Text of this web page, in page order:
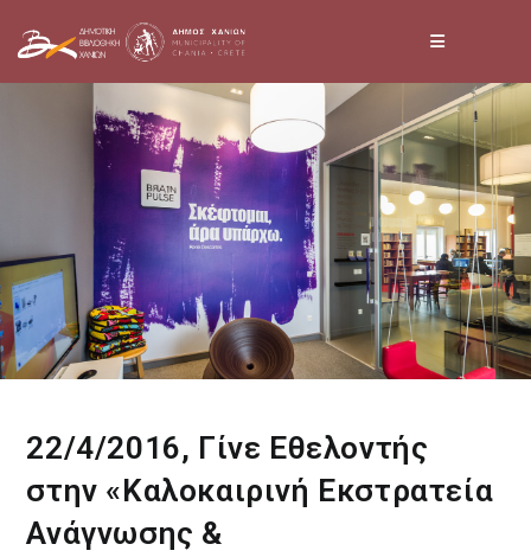
22/4/2016, Γίνε Εθελοντής
στην «Καλοκαιρινή Εκστρατεία
Ανάγνωσης &